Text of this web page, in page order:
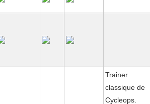
Trainer
classique de
Cycleops.